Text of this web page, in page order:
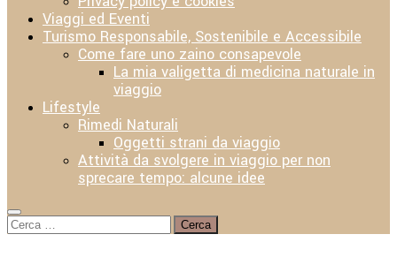
Viaggi ed Eventi
Turismo Responsabile, Sostenibile e Accessibile
Come fare uno zaino consapevole
La mia valigetta di medicina naturale in
viaggio
Lifestyle
Rimedi Naturali
Oggetti strani da viaggio
Attività da svolgere in viaggio per non
sprecare tempo: alcune idee
Ricerca
per: